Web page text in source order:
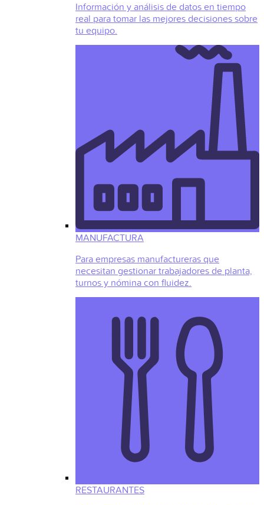
Información y análisis de datos en tiempo
real para tomar las mejores decisiones sobre
tu equipo.
MANUFACTURA
Para empresas manufactureras que
necesitan gestionar trabajadores de planta,
turnos y nómina con fluidez.
RESTAURANTES